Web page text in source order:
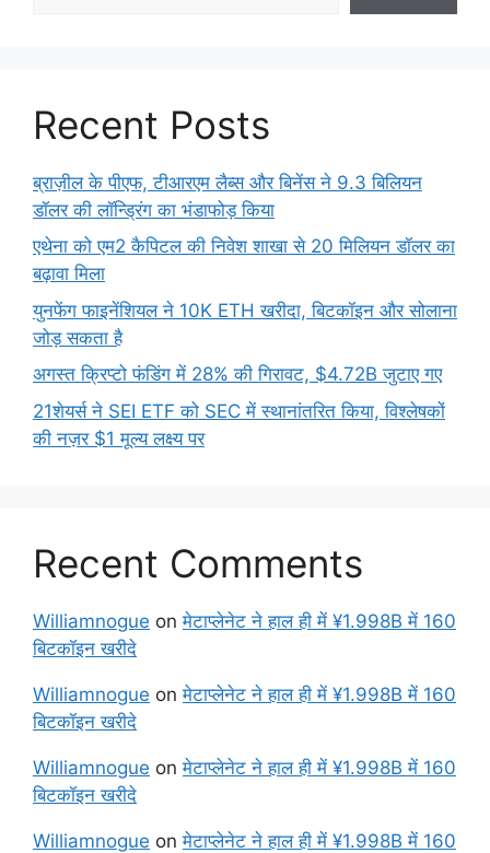
Recent Posts
ब्राज़ील के पीएफ, टीआरएम लैब्स और बिनेंस ने 9.3 बिलियन
डॉलर की लॉन्ड्रिंग का भंडाफोड़ किया
एथेना को एम2 कैपिटल की निवेश शाखा से 20 मिलियन डॉलर का
बढ़ावा मिला
युनफेंग फाइनेंशियल ने 10K ETH खरीदा, बिटकॉइन और सोलाना
जोड़ सकता है
अगस्त क्रिप्टो फंडिंग में 28% की गिरावट, $4.72B जुटाए गए
21शेयर्स ने SEI ETF को SEC में स्थानांतरित किया, विश्लेषकों
की नज़र $1 मूल्य लक्ष्य पर
Recent Comments
Williamnogue onमेटाप्लेनेट ने हाल ही में ¥1.998B में 160
बिटकॉइन खरीदे
Williamnogue onमेटाप्लेनेट ने हाल ही में ¥1.998B में 160
बिटकॉइन खरीदे
Williamnogue onमेटाप्लेनेट ने हाल ही में ¥1.998B में 160
बिटकॉइन खरीदे
Williamnogue onमेटाप्लेनेट ने हाल ही में ¥1.998B में 160